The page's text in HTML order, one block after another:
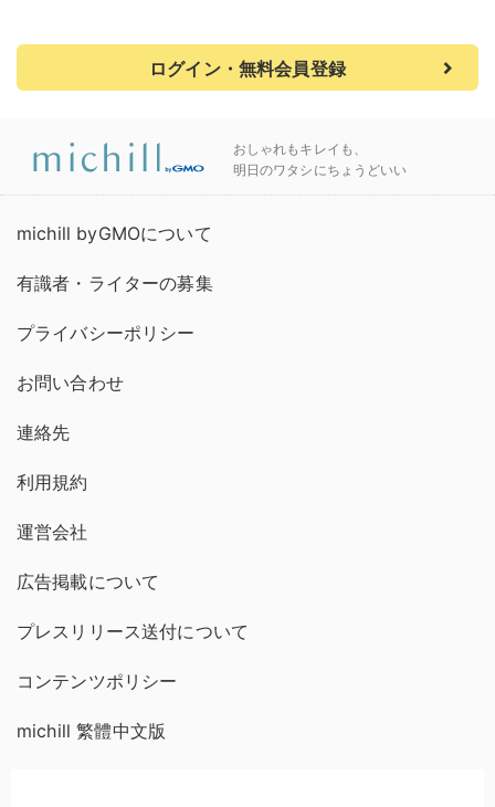
ログイン・無料会員登録
おしゃれもキレイも、
明日のワタシにちょうどいい
michill byGMOについて
有識者・ライターの募集
プライバシーポリシー
お問い合わせ
連絡先
利用規約
運営会社
広告掲載について
プレスリリース送付について
コンテンツポリシー
michill 繁體中文版